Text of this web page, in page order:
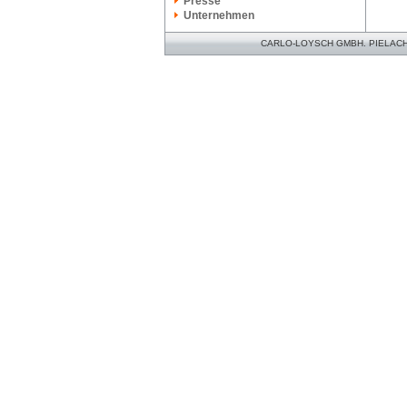
Unternehmen
CARLO-LOYSCH GMBH.